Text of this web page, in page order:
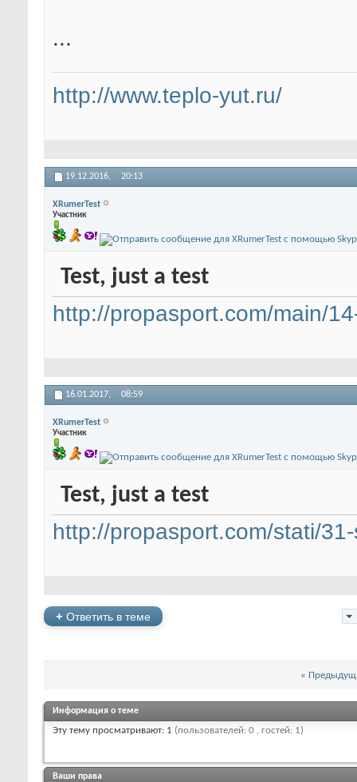
...
http://www.teplo-yut.ru/
19.12.2016, 20:13
XRumerTest
Участник
Test, just a test
http://propasport.com/main/
16.01.2017, 08:59
XRumerTest
Участник
Test, just a test
http://propasport.com/stati/
+ Ответить в теме
«
Информация о теме
Эту тему просматривают: 1 (пользователей: 0 , гостей: 1)
Ваши права